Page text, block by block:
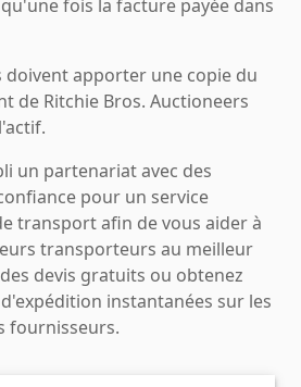
fois la facture payée dans
doivent apporter une copie du
de Ritchie Bros. Auctioneers
un partenariat avec des
pour un service
transport afin de vous aider à
transporteurs au meilleur
devis gratuits ou obtenez
instantanées sur les
fournisseurs.